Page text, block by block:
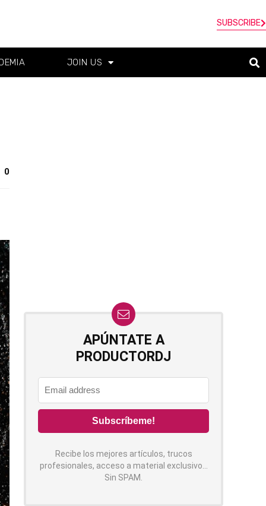
SUBSCRIBE
JOIN US
0
APÚNTATE A
PRODUCTORDJ
Recibe los mejores artículos, trucos
profesionales, acceso a material exclusivo...
Sin SPAM.